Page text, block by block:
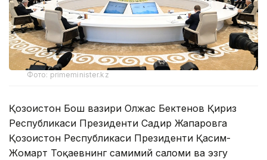
Фото: primeminister.kz
Қозоғистон Бош вазири Олжас Бектенов Қирғиз
Республикаси Президенти Садир Жапаровга
Қозоғистон Республикаси Президенти Қасим-
Жомарт Тоқаевнинг самимий саломи ва эзгу